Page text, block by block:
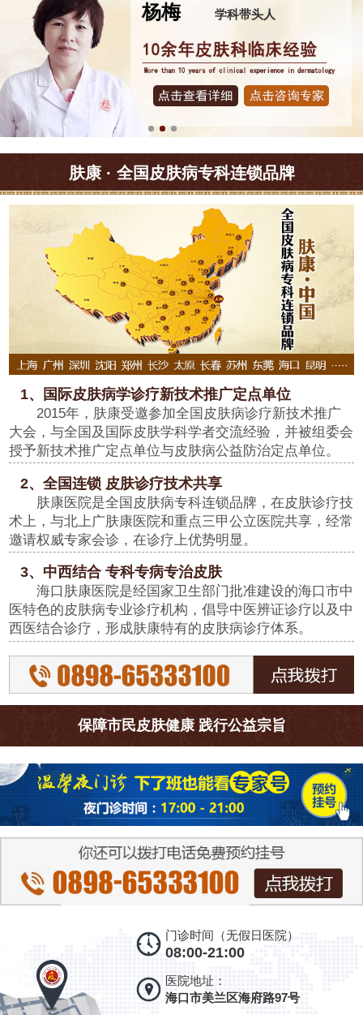
杨梅 学科带头人
肤康 · 全国皮肤病专科连锁品牌
1、国际皮肤病学诊疗新技术推广定点单位
2015年，肤康受邀参加全国皮肤病诊疗新技术推广
大会，与全国及国际皮肤学科学者交流经验，并被组委会
授予新技术推广定点单位与皮肤病公益防治定点单位。
2、全国连锁 皮肤诊疗技术共享
肤康医院是全国皮肤病专科连锁品牌，在皮肤诊疗技
术上，与北上广肤康医院和重点三甲公立医院共享，经常
邀请权威专家会诊，在诊疗上优势明显。
3、中西结合 专科专病专治皮肤
海口肤康医院是经国家卫生部门批准建设的海口市中
医特色的皮肤病专业诊疗机构，倡导中医辨证诊疗以及中
西医结合诊疗，形成肤康特有的皮肤病诊疗体系。
保障市民皮肤健康 践行公益宗旨
门诊时间（无假日医院）
08:00-21:00
医院地址：
海口市美兰区海府路97号